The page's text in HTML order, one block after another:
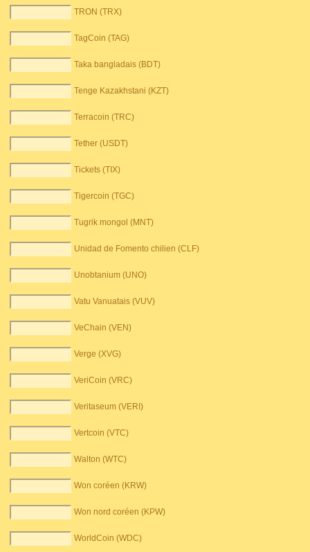
TRON (TRX)
TagCoin (TAG)
Taka bangladais (BDT)
Tenge Kazakhstani (KZT)
Terracoin (TRC)
Tether (USDT)
Tickets (TIX)
Tigercoin (TGC)
Tugrik mongol (MNT)
Unidad de Fomento chilien (CLF)
Unobtanium (UNO)
Vatu Vanuatais (VUV)
VeChain (VEN)
Verge (XVG)
VeriCoin (VRC)
Veritaseum (VERI)
Vertcoin (VTC)
Walton (WTC)
Won coréen (KRW)
Won nord coréen (KPW)
WorldCoin (WDC)